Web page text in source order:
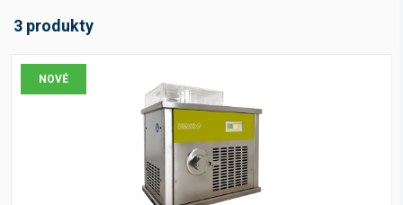
3 produkty
NOVÉ